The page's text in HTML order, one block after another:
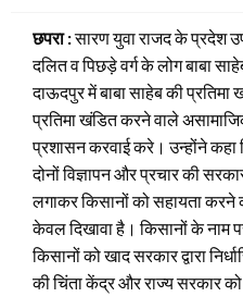
छपरा :सारण युवा राजद के प्रदेश
दलित व पिछड़े वर्ग के लोग बाबा
दाऊदपुर में बाबा साहेब की
प्रतिमा खंडित करने वाले
प्रशासन करवाई करे। उन्होंने कहा
दोनों विज्ञापन और प्रचार की
लगाकर किसानों को सहायता
केवल दिखावा है। किसानों के
किसानों को खाद सरकार द्वारा
की चिंता केंद्र और राज्य सरकार